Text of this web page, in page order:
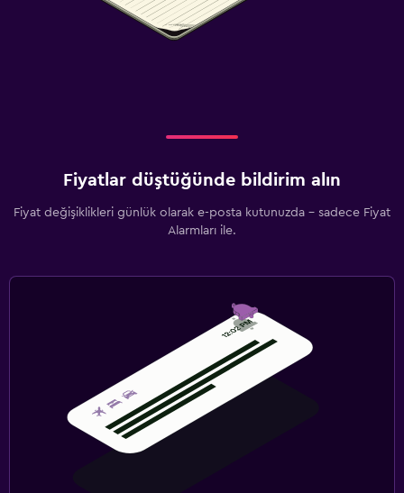
Fiyatlar düştüğünde bildirim alın
Fiyat değişiklikleri günlük olarak e-posta kutunuzda - sadece Fiyat
Alarmları ile.